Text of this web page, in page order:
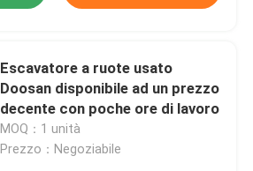
Escavatore a ruote usato
Doosan disponibile ad un prezzo
decente con poche ore di lavoro
MOQ：1 unità
Prezzo：Negoziabile